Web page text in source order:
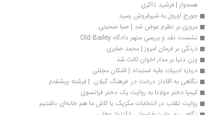
همجوار | فرشید ذاکری
جورج اورول به شیرفروش رسید
مروری بر نظرم عوض شد | صبا صحبتی
نشست نقد و بررسی متهم دادگاه Old Bailey
درنگی بر فرمان امروز | محمد صابری
وزن دنیا بر مدار اخوان ثالث شد
درباره ادبیات علیه استبداد | اشکان مجللی
نگاهی به آقادار: درخت در  فرهنگ گیلان  | فرشته پیشقدم
کیمیا دختر مولانا به روایت یک دختر فرانسوی
روایت تقلب در انتخابات مکزیک یا کاش ما هم خانه‌ای داشتیم